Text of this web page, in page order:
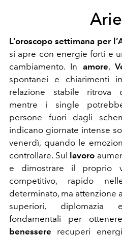
L’oroscopo settimana per
si apre con energie forti e
cambiamento. In amore,
spontanei e chiarimenti
relazione stabile ritrova
mentre i single
persone fuori dagli
indicano giornate intense
venerdì, quando le
controllare. Sul
lavoro
e dimostrare il proprio
competitivo, rapido
determinato, ma attenzione
superiori, diplomazia
fondamentali per
benessere recuperi